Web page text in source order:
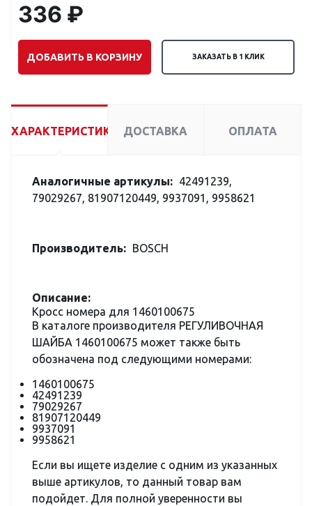
336 ₽
ДОБАВИТЬ В КОРЗИНУ ЗАКАЗАТЬ В 1 КЛИК
ХАРАКТЕРИСТИКИ ДОСТАВКА ОПЛАТА
Аналогичные артикулы: 42491239,
79029267, 81907120449, 9937091, 9958621
Производитель: BOSCH
Описание:
Кросс номера для 1460100675
В каталоге производителя РЕГУЛИВОЧНАЯ
ШАЙБА 1460100675 может также быть
обозначена под следующими номерами:
1460100675
42491239
79029267
81907120449
9937091
9958621
Если вы ищете изделие с одним из указанных
выше артикулов, то данный товар вам
подойдет. Для полной уверенности вы